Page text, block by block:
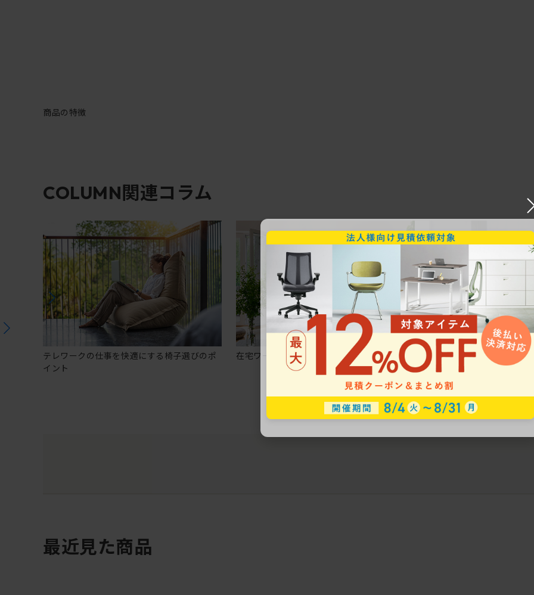
商品の特徴
COLUMN関連コラム
テレワークの仕事を快適にする椅子選びのポ
イント
在宅ワークにおすすめのオフィスチェア5選
椅子に座っているのに疲
疲れにくいチェアの選び方
最近見た商品